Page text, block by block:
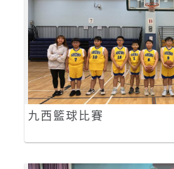
九西籃球比賽